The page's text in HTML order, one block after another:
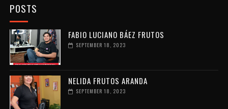
POSTS
FABIO LUCIANO BÁEZ FRUTOS
SEPTEMBER 18, 2023
NELIDA FRUTOS ARANDA
SEPTEMBER 18, 2023